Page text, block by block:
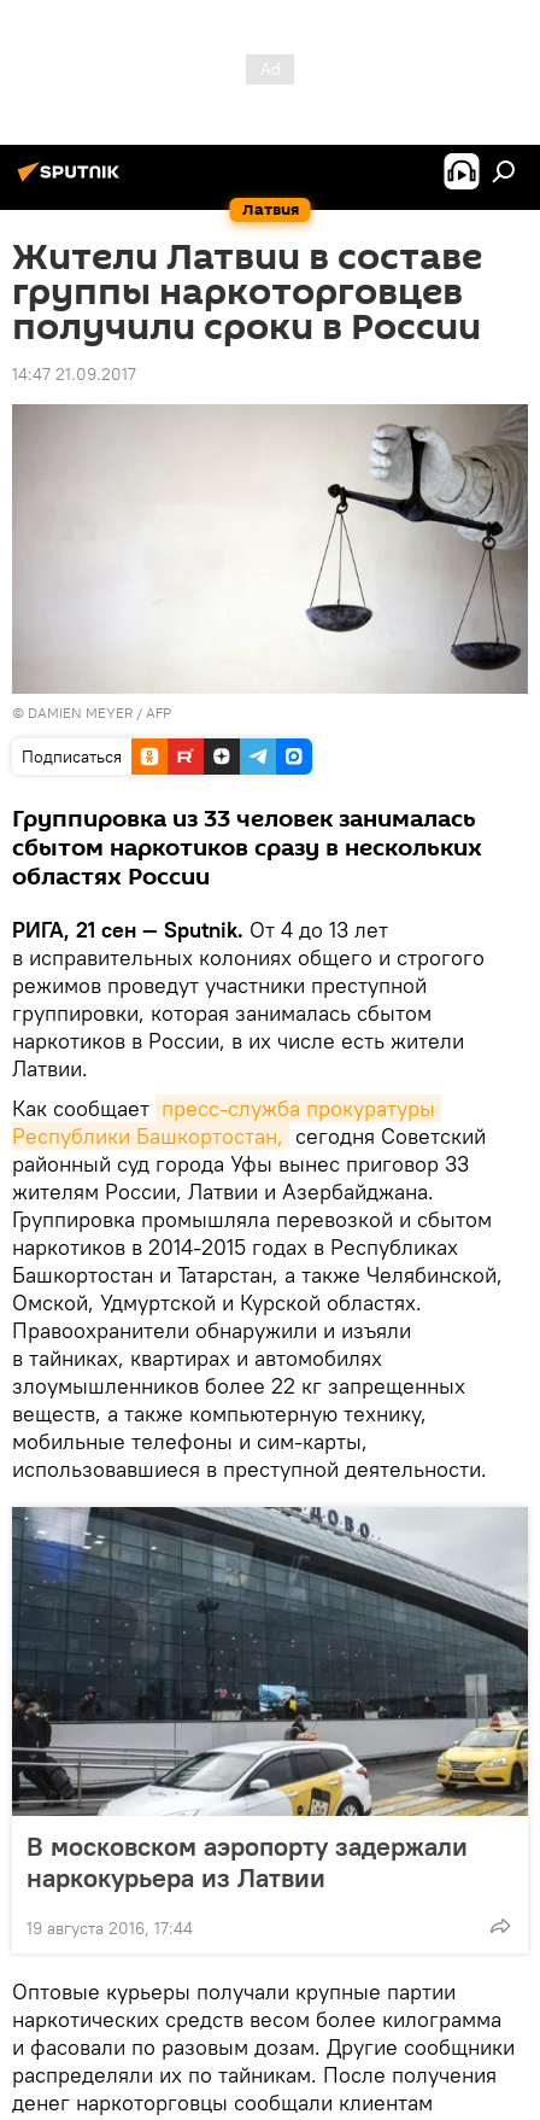
Латвия
Жители Латвии в составе
группы наркоторговцев
получили сроки в России
14:47 21.09.2017
© DAMIEN MEYER / AFP
Подписаться
Группировка из 33 человек занималась
сбытом наркотиков сразу в нескольких
областях России
РИГА, 21 сен — Sputnik. От 4 до 13 лет
в исправительных колониях общего и строгого
режимов проведут участники преступной
группировки, которая занималась сбытом
наркотиков в России, в их числе есть жители
Латвии.
Как сообщает пресс-служба прокуратуры
Республики Башкортостан, сегодня Советский
районный суд города Уфы вынес приговор 33
жителям России, Латвии и Азербайджана.
Группировка промышляла перевозкой и сбытом
наркотиков в 2014-2015 годах в Республиках
Башкортостан и Татарстан, а также Челябинской,
Омской, Удмуртской и Курской областях.
Правоохранители обнаружили и изъяли
в тайниках, квартирах и автомобилях
злоумышленников более 22 кг запрещенных
веществ, а также компьютерную технику,
мобильные телефоны и сим-карты,
использовавшиеся в преступной деятельности.
В московском аэропорту задержали
наркокурьера из Латвии
19 августа 2016, 17:44
Оптовые курьеры получали крупные партии
наркотических средств весом более килограмма
и фасовали по разовым дозам. Другие сообщники
распределяли их по тайникам. После получения
денег наркоторговцы сообщали клиентам